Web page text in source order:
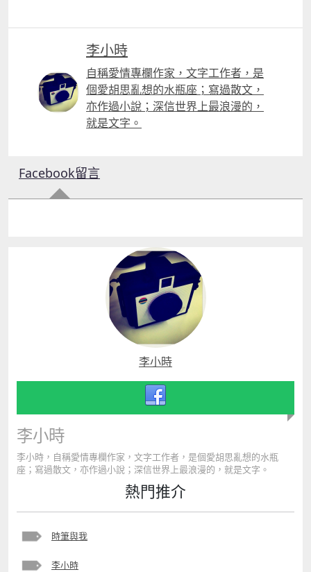
李小時
自稱愛情專欄作家，文字工作者，是
個愛胡思亂想的水瓶座；寫過散文，
亦作過小說；深信世界上最浪漫的，
就是文字。
Facebook留言
李小時
李小時
李小時，自稱愛情專欄作家，文字工作者，是個愛胡思亂想的水瓶
座；寫過散文，亦作過小說；深信世界上最浪漫的，就是文字。
熱門推介
時筆與我
李小時